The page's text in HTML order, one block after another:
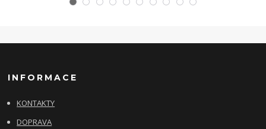
INFORMACE
KONTAKTY
DOPRAVA